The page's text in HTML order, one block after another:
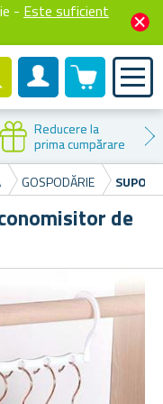
- Este suficient
Cont client
0 produselor
Reducere la
prima cumpărare
GOSPODĂRIE
de